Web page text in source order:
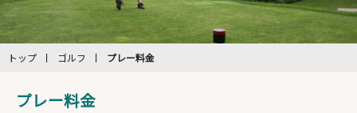
ゴルフ
アクセス/周辺情報
子供 ※1部屋あたり 合計0
中人(7歳～12歳)
トップ ゴルフ プレー料金
プレー料金